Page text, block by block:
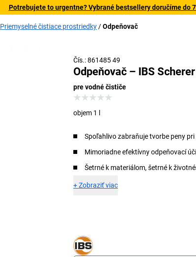
Potrebujete to urgentne? Vybrané bestsellery doručíme do
Priemyselné čistiace prostriedky Odpeňovač
Čís.: 861485 49
Odpeňovač – IBS Scherer
pre vodné čističe
objem 1 l
Spoľahlivo zabraňuje tvorbe peny
Mimoriadne efektívny odpeňovací
Šetrné k materiálom, šetrné k
+Zobraziť viac